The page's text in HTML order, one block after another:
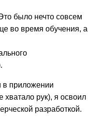
было нечто совсем
во время обучения, а
приложении
хватало рук), я освоил
разработкой.